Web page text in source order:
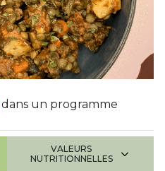
dans un programme
VALEURS
NUTRITIONNELLES